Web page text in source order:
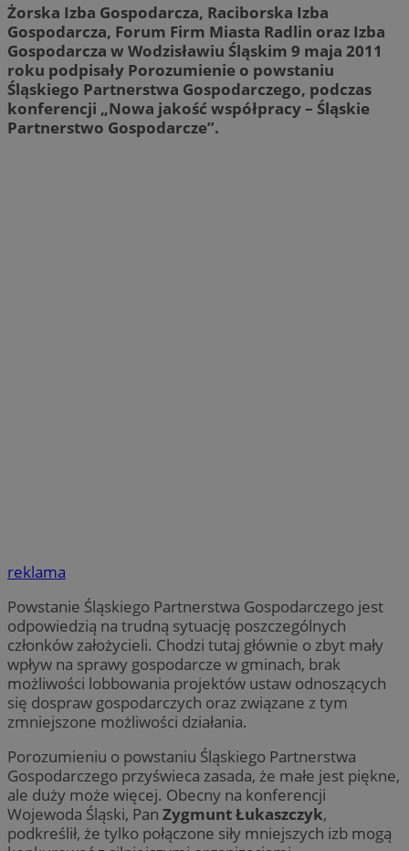
Żorska Izba Gospodarcza, Raciborska Izba
Gospodarcza, Forum Firm Miasta Radlin oraz Izba
Gospodarcza w Wodzisławiu Śląskim 9 maja 2011
roku podpisały Porozumienie o powstaniu
Śląskiego Partnerstwa Gospodarczego, podczas
konferencji „Nowa jakość współpracy – Śląskie
Partnerstwo Gospodarcze”.
reklama
Powstanie Śląskiego Partnerstwa Gospodarczego jest
odpowiedzią na trudną sytuację poszczególnych
członków założycieli. Chodzi tutaj głównie o zbyt mały
wpływ na sprawy gospodarcze w gminach, brak
możliwości lobbowania projektów ustaw odnoszących
się dospraw gospodarczych oraz związane z tym
zmniejszone możliwości działania.
Porozumieniu o powstaniu Śląskiego Partnerstwa
Gospodarczego przyświeca zasada, że małe jest piękne,
ale duży może więcej. Obecny na konferencji
Wojewoda Śląski, Pan Zygmunt Łukaszczyk,
podkreślił, że tylko połączone siły mniejszych izb mogą